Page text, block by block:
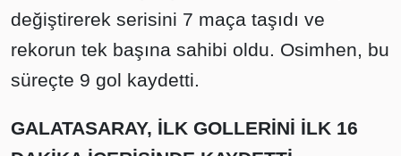
değiştirerek serisini 7 maça taşıdı ve
rekorun tek başına sahibi oldu. Osimhen, bu
süreçte 9 gol kaydetti.
GALATASARAY, İLK GOLLERİNİ İLK 16